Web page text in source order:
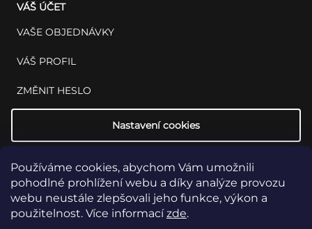
Používáme cookies, abychom Vám umožnili
pohodlné prohlížení webu a díky analýze provozu
webu neustále zlepšovali jeho funkce, výkon a
použitelnost. Více informacízde.
VÁŠ ÚČET
VAŠE OBJEDNÁVKY
VÁŠ PROFIL
ZMĚNIT HESLO
Nastavení cookies